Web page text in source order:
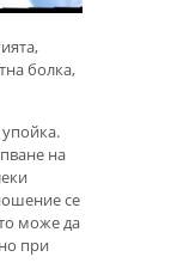
болка,
на
се
може да
при